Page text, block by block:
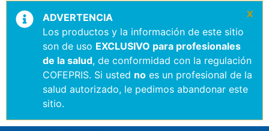
ADVERTENCIA
Los productos y la información de este sitio
son de uso EXCLUSIVO para profesionales
de la salud, de conformidad con la regulación
COFEPRIS. Si usted no es un profesional de la
salud autorizado, le pedimos abandonar este
sitio.
×